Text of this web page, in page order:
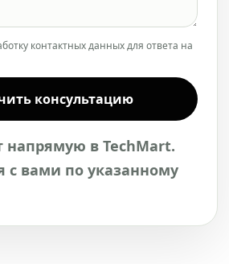
контактных данных для ответа на
консультацию
напрямую в TechMart.
вами по указанному